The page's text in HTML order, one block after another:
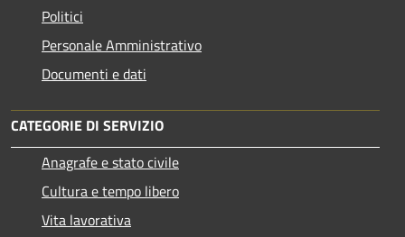
Politici
Personale Amministrativo
Documenti e dati
CATEGORIE DI SERVIZIO
Anagrafe e stato civile
Cultura e tempo libero
Vita lavorativa